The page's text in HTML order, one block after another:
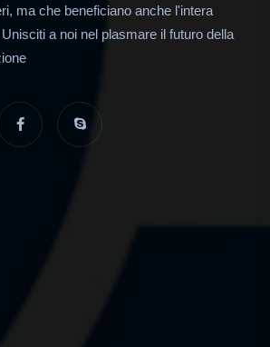
ma che beneficiano anche l'intera
a noi nel plasmare il futuro della